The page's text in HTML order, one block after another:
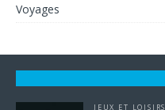
Voyages
JEUX ET LOISIRS